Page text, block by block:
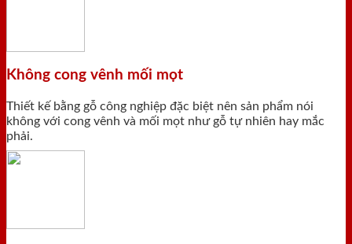
Không cong vênh mối mọt
Thiết kế bằng gỗ công nghiệp đặc biệt nên sản phẩm nói
không với cong vênh và mối mọt như gỗ tự nhiên hay mắc
phải.